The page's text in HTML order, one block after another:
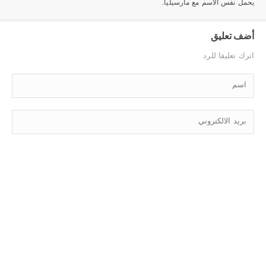
يحمل نفس الاسم مع مارسيليا.
أضف تعليق
اترك تعليقا للرد